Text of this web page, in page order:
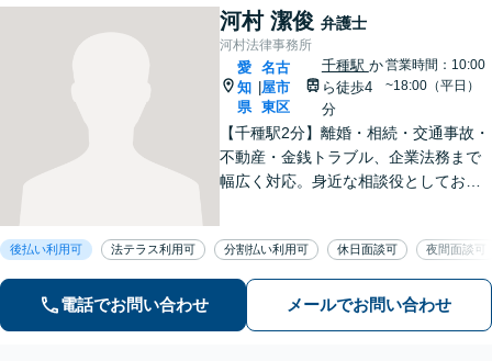
なお悩みからお聞きし
ます。
能です。不動産相続／相続
放棄／寄与分／遺言書作成
【初回相談無料】
河村 潔俊 弁護士
河村法律事務所
愛
知
県
名古
屋市
東区
千種駅 か
ら徒歩4
分
営業時間：10:00
~18:00（平日）
【千種駅2分】離婚・相続・交通事故・
不動産・金銭トラブル、企業法務まで
幅広く対応。身近な相談役としてお悩
め、まずは気軽にご相談ください。
【土日祝対応可、夜間対応可】【オン
ライン対応可】
後払い利用可 法テラス利用可 分割払い利用可 休日面談可 夜間面談可
電話でお問い合わせ メールでお問い合わせ